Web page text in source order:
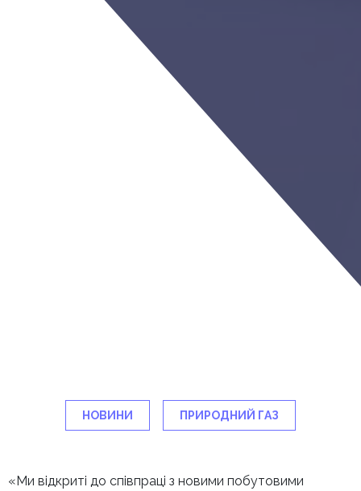
НОВИНИ ПРИРОДНИЙ ГАЗ
«Ми відкриті до співпраці з новими побутовими